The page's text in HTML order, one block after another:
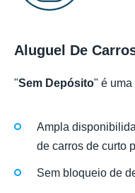
Aluguel De
"Sem Depósito" é uma
Ampla
de carros de curto
Sem bloqueio de